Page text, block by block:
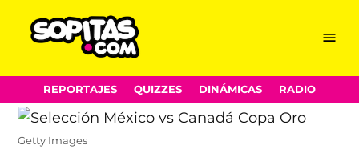
Skip
to
content
Menu
REPORTAJES QUIZZES DINÁMICAS RADIO
Getty Images